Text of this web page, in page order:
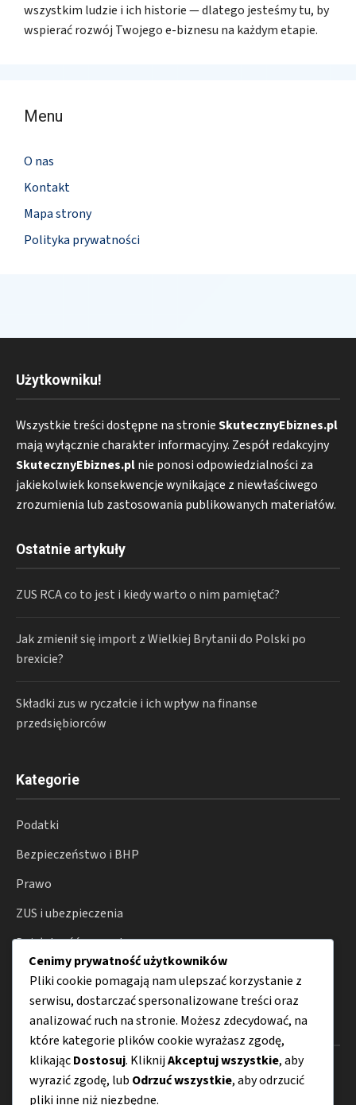
wszystkim ludzie i ich historie — dlatego jesteśmy tu, by
wspierać rozwój Twojego e-biznesu na każdym etapie.
Menu
O nas
Kontakt
Mapa strony
Polityka prywatności
Użytkowniku!
Wszystkie treści dostępne na stronieSkutecznyEbiznes.pl
mają wyłącznie charakter informacyjny. Zespół redakcyjny
SkutecznyEbiznes.plnie ponosi odpowiedzialności za
jakiekolwiek konsekwencje wynikające z niewłaściwego
zrozumienia lub zastosowania publikowanych materiałów.
Ostatnie artykuły
ZUS RCA co to jest i kiedy warto o nim pamiętać?
Jak zmienił się import z Wielkiej Brytanii do Polski po
brexicie?
Składki zus w ryczałcie i ich wpływ na finanse
przedsiębiorców
Kategorie
Podatki
Bezpieczeństwo i BHP
Prawo
ZUS i ubezpieczenia
Działalność gospodarcza
Porady
Menu
Kontakt
Cenimy prywatność użytkowników
Pliki cookie pomagają nam ulepszać korzystanie z
serwisu, dostarczać spersonalizowane treści oraz
analizować ruch na stronie. Możesz zdecydować, na
które kategorie plików cookie wyrażasz zgodę,
klikającDostosuj. KliknijAkceptuj wszystkie, aby
wyrazić zgodę, lub Odrzuć wszystkie, aby odrzucić
pliki inne niż niezbędne.